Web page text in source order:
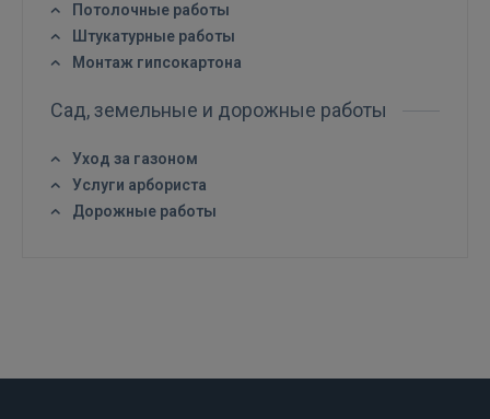
ВОЙТИ
РЕГИСТРАЦИЯ
Потолочные работы
Штукатурные работы
Монтаж гипсокартона
Сад, земельные и дорожные работы
Уход за газоном
Услуги арбориста
Дорожные работы